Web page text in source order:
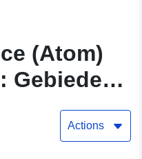
(Atom)
Gebieden
kaart
Actions